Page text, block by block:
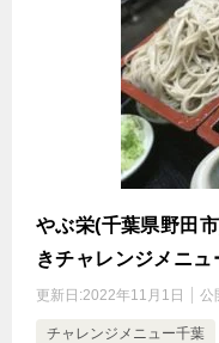
やぶ栄(千葉県野田
きチャレンジメニュ
更新日:2022年11月1日 公
チャレンジメニュー千葉